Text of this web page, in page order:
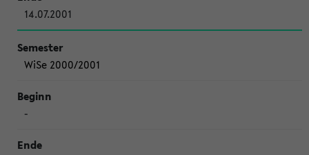
14.07.2001
WiSe 2000/2001
-